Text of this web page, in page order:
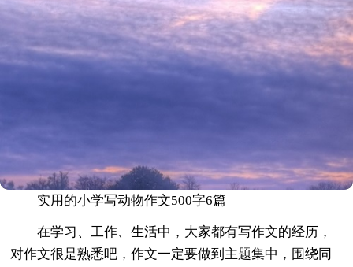
实用的小学写动物作文500字6篇
在学习、工作、生活中，大家都有写作文的经历，
对作文很是熟悉吧，作文一定要做到主题集中，围绕同